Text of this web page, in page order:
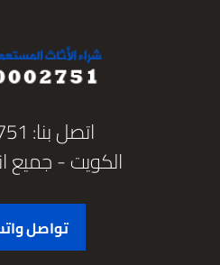
اتصل بنا: 90002751
الكويت - جميع
تواصل